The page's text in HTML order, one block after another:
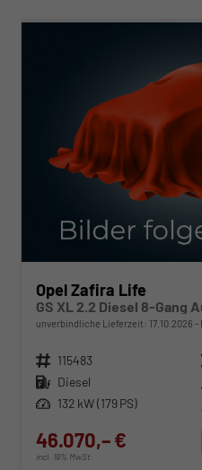
Opel Zafira Life
GS XL 2.2 Diesel 8-Gang
unverbindliche Lieferzeit: 17.10.2026
Fahrzeugnr. 115483
Kraftstoff Diesel
Leistung 132 kW (179 PS)
46.070,– €
incl. 19% MwSt.